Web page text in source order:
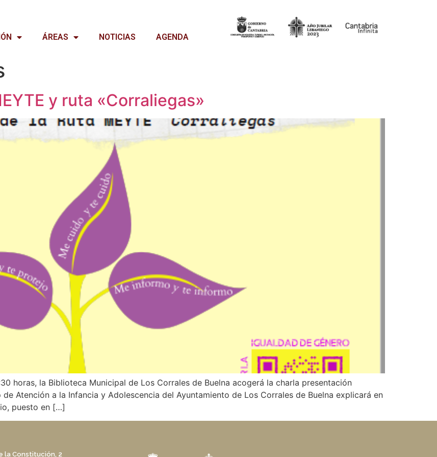
ÁREAS NOTICIAS AGENDA
y ruta «Corraliegas»
horas, la Biblioteca Municipal de Los Corrales de Buelna acogerá la charla presentación
Atención a la Infancia y Adolescencia del Ayuntamiento de Los Corrales de Buelna explicará en
puesto en […]
la Constitución, 2